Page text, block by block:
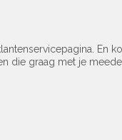
En
die graag met je